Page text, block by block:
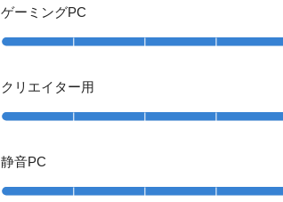
ゲーミングPC
クリエイター用
静音PC